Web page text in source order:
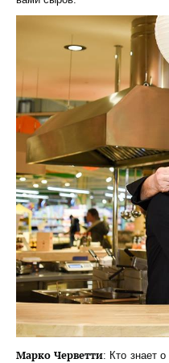
Марко Черветти: Кто знает